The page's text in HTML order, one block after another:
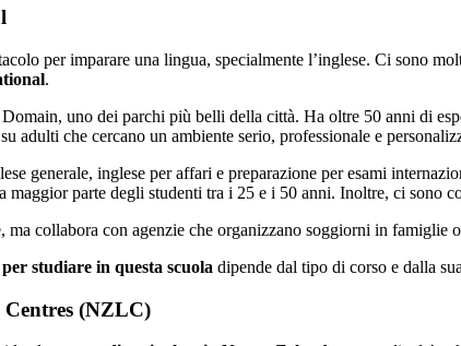
per imparare una lingua, specialmente l’inglese. Ci sono
.
uno dei parchi più belli della città. Ha oltre 50 anni di
adulti che cercano un ambiente serio, professionale e
generale, inglese per affari e preparazione per esami
maggior parte degli studenti tra i 25 e i 50 anni. Inoltre, ci sono
collabora con agenzie che organizzano soggiorni in famiglie
studiare in questa scuola dipende dal tipo di corso e dalla
(NZLC)